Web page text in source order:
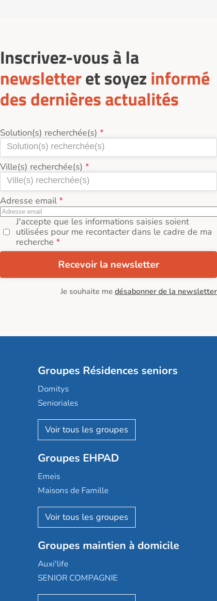
Inscrivez-vous à la
newsletteret soyez informé
des dernières actualités
Solution(s) recherchée(s)
Ville(s) recherchée(s)
Adresse email
J'accepte que les informations saisies soient
utilisées pour me recontacter dans le cadre de ma
recherche
Recevoir la newsletter
Je souhaite me désabonner de la newsletter
Groupes Résidences seniors
Domitys
Senioriales
Nohée
Les Résidentiels
Mobicap
Domusvi
Happy Senior
Aquarelia
Nexity edenea
Les jardins d'Arcadie
Occitalia
Appartseniors
Groupes EHPAD
Emeis
Maisons de Famille
Korian
Emera
Groupe SOS
Le Noble Âge
Almage
Groupes maintien à domicile
Auxi'life
SENIOR COMPAGNIE
AGE D'OR Services